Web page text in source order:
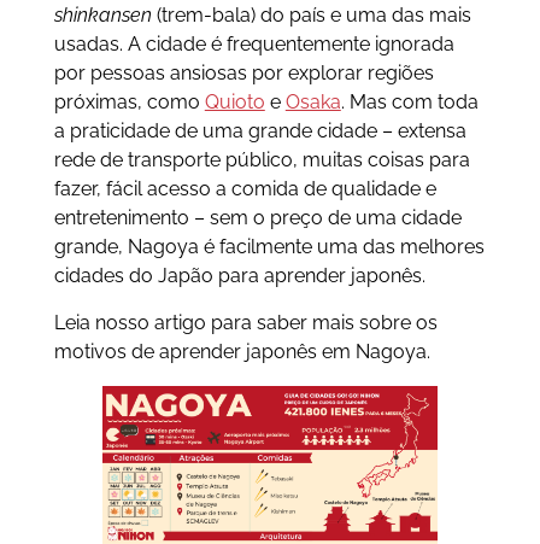
shinkansen (trem-bala) do país e uma das mais
usadas. A cidade é frequentemente ignorada
por pessoas ansiosas por explorar regiões
próximas, como Quioto e Osaka. Mas com toda
a praticidade de uma grande cidade – extensa
rede de transporte público, muitas coisas para
fazer, fácil acesso a comida de qualidade e
entretenimento – sem o preço de uma cidade
grande, Nagoya é facilmente uma das melhores
cidades do Japão para aprender japonês.
Leia nosso artigo para saber mais sobre os
motivos de aprender japonês em Nagoya.